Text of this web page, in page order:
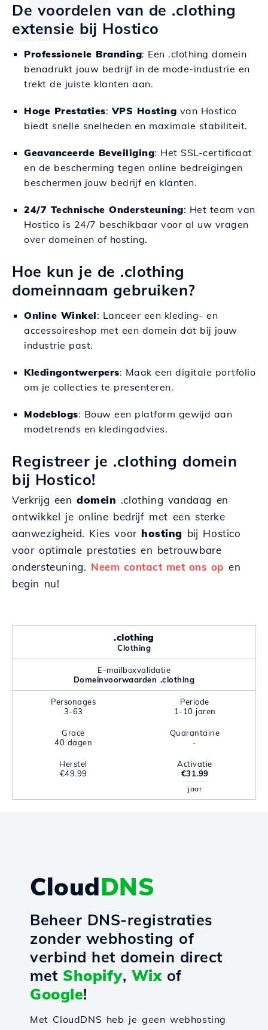
De voordelen van de .clothing
extensie bij Hostico
Professionele Branding: Een .clothing domein
benadrukt jouw bedrijf in de mode-industrie en
trekt de juiste klanten aan.
Hoge Prestaties:VPS Hosting van Hostico
biedt snelle snelheden en maximale stabiliteit.
Geavanceerde Beveiliging: Het SSL-certificaat
en de bescherming tegen online bedreigingen
beschermen jouw bedrijf en klanten.
24/7 Technische Ondersteuning: Het team van
Hostico is 24/7 beschikbaar voor al uw vragen
over domeinen of hosting.
Hoe kun je de .clothing
domeinnaam gebruiken?
Online Winkel: Lanceer een kleding- en
accessoireshop met een domein dat bij jouw
industrie past.
Kledingontwerpers: Maak een digitale portfolio
om je collecties te presenteren.
Modeblogs: Bouw een platform gewijd aan
modetrends en kledingadvies.
Registreer je .clothing domein
bij Hostico!
Verkrijg eendomein .clothing vandaag en
ontwikkel je online bedrijf met een sterke
aanwezigheid. Kies voor hosting bij Hostico
voor optimale prestaties en betrouwbare
ondersteuning. Neem contact met ons op en
begin nu!
.clothing
Clothing
E-mailboxvalidatie
Domeinvoorwaarden .clothing
Personages
3-63
Periode
1-10 jaren
Grace
40 dagen
Quarantaine
-
Herstel
€49.99
Activatie
€31.99
jaar
CloudDNS
Beheer DNS-registraties
zonder webhosting of
verbind het domein direct
met Shopify, Wixof
Google!
Met CloudDNS heb je geen webhosting